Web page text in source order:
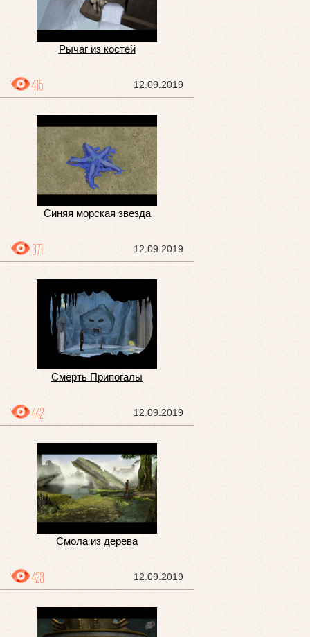
Рычаг из костей
12.09.2019
415
Синяя морская звезда
12.09.2019
371
Смерть Припогалы
12.09.2019
442
Смола из дерева
12.09.2019
423